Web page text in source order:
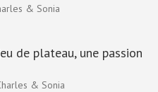
& Sonia
de plateau, une passion
& Sonia